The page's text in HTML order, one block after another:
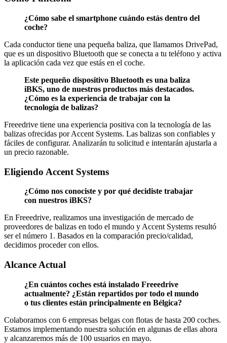
¿Cómo sabe el smartphone cuándo estás dentro del
coche?
Cada conductor tiene una pequeña baliza, que llamamos DrivePad,
que es un dispositivo Bluetooth que se conecta a tu teléfono y activa
la aplicación cada vez que estás en el coche.
Este pequeño dispositivo Bluetooth es una baliza
iBKS, uno de nuestros productos más destacados.
¿Cómo es la experiencia de trabajar con la
tecnología de balizas?
Freeedrive tiene una experiencia positiva con la tecnología de las
balizas ofrecidas por Accent Systems. Las balizas son confiables y
fáciles de configurar. Analizarán tu solicitud e intentarán ajustarla a
un precio razonable.
Eligiendo Accent Systems
¿Cómo nos conociste y por qué decidiste trabajar
con nuestros iBKS?
En Freeedrive, realizamos una investigación de mercado de
proveedores de balizas en todo el mundo y Accent Systems resultó
ser el número 1. Basados en la comparación precio/calidad,
decidimos proceder con ellos.
Alcance Actual
¿En cuántos coches está instalado Freeedrive
actualmente? ¿Están repartidos por todo el mundo
o tus clientes están principalmente en Bélgica?
Colaboramos con 6 empresas belgas con flotas de hasta 200 coches.
Estamos implementando nuestra solución en algunas de ellas ahora
y alcanzaremos más de 100 usuarios en mayo.